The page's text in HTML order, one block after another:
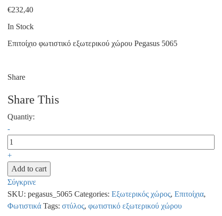
€232,40
In Stock
Επιτοίχιο φωτιστικό εξωτερικού χώρου Pegasus 5065
Share
Share This
Quantiy:
-
+
Add to cart
Σύγκρινε
SKU: pegasus_5065 Categories: Εξωτερικός χώρος, Επιτοίχια,
Φωτιστικά Tags: στύλος, φωτιστικό εξωτερικού χώρου